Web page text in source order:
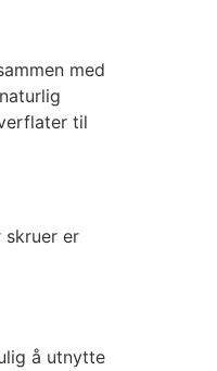
med
til
skruer er
å utnytte